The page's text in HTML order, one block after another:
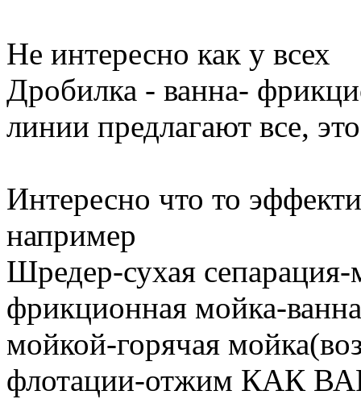
Не интересно как у всех
Дробилка - ванна-
линии предлагают все,
Интересно что то
например
Шредер-сухая
фрикционная мойка-
мойкой-горячая
флотации-отжим КАК